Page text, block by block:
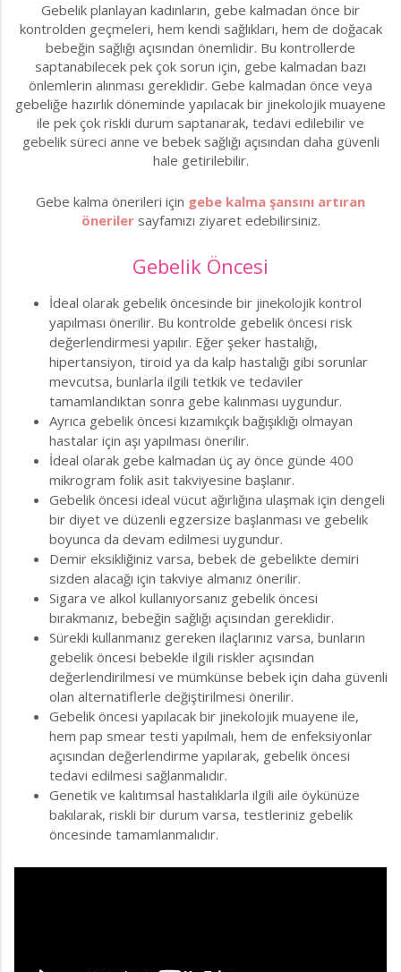
Gebelik planlayan kadınların, gebe kalmadan önce bir
kontrolden geçmeleri, hem kendi sağlıkları, hem de doğacak
bebeğin sağlığı açısından önemlidir. Bu kontrollerde
saptanabilecek pek çok sorun için, gebe kalmadan bazı
önlemlerin alınması gereklidir. Gebe kalmadan önce veya
gebeliğe hazırlık döneminde yapılacak bir jinekolojik muayene
ile pek çok riskli durum saptanarak, tedavi edilebilir ve
gebelik süreci anne ve bebek sağlığı açısından daha güvenli
hale getirilebilir.
Gebe kalma önerileri için gebe kalma şansını artıran
önerilersayfamızı ziyaret edebilirsiniz.
Gebelik Öncesi
İdeal olarak gebelik öncesinde bir jinekolojik kontrol
yapılması önerilir. Bu kontrolde gebelik öncesi risk
değerlendirmesi yapılır. Eğer şeker hastalığı,
hipertansiyon, tiroid ya da kalp hastalığı gibi sorunlar
mevcutsa, bunlarla ilgili tetkik ve tedaviler
tamamlandıktan sonra gebe kalınması uygundur.
Ayrıca gebelik öncesi kızamıkçık bağışıklığı olmayan
hastalar için aşı yapılması önerilir.
İdeal olarak gebe kalmadan üç ay önce günde 400
mikrogram folik asit takviyesine başlanır.
Gebelik öncesi ideal vücut ağırlığına ulaşmak için dengeli
bir diyet ve düzenli egzersize başlanması ve gebelik
boyunca da devam edilmesi uygundur.
Demir eksikliğiniz varsa, bebek de gebelikte demiri
sizden alacağı için takviye almanız önerilir.
Sigara ve alkol kullanıyorsanız gebelik öncesi
bırakmanız, bebeğin sağlığı açısından gereklidir.
Sürekli kullanmanız gereken ilaçlarınız varsa, bunların
gebelik öncesi bebekle ilgili riskler açısından
değerlendirilmesi ve mümkünse bebek için daha güvenli
olan alternatiflerle değiştirilmesi önerilir.
Gebelik öncesi yapılacak bir jinekolojik muayene ile,
hem pap smear testi yapılmalı, hem de enfeksiyonlar
açısından değerlendirme yapılarak, gebelik öncesi
tedavi edilmesi sağlanmalıdır.
Genetik ve kalıtımsal hastalıklarla ilgili aile öykünüze
bakılarak, riskli bir durum varsa, testleriniz gebelik
öncesinde tamamlanmalıdır.